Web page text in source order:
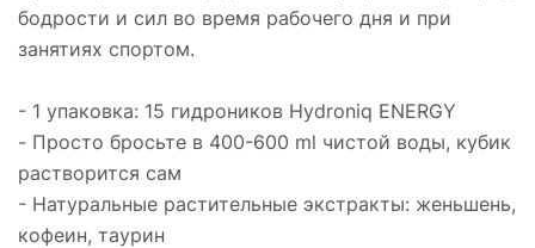
бодрости и сил во время рабочего дня и при
занятиях спортом.
- 1 упаковка: 15 гидроников Hydroniq ENERGY
- Просто бросьте в 400-600 ml чистой воды, кубик
растворится сам
- Натуральные растительные экстракты: женьшень,
кофеин, таурин